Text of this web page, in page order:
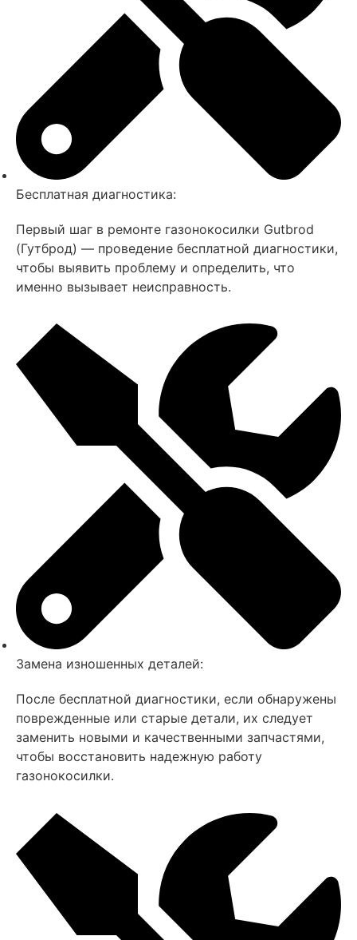
Бесплатная диагностика:
Первый шаг в ремонте газонокосилки Gutbrod
(Гутброд) — проведение бесплатной диагностики,
чтобы выявить проблему и определить, что
именно вызывает неисправность.
Замена изношенных деталей:
После бесплатной диагностики, если обнаружены
поврежденные или старые детали, их следует
заменить новыми и качественными запчастями,
чтобы восстановить надежную работу
газонокосилки.